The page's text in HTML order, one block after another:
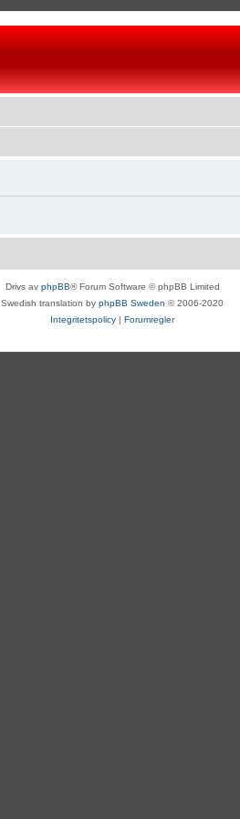
Drivs av phpBB® Forum Software © phpBB Limited
Swedish translation by phpBB Sweden © 2006-2020
Integritetspolicy | Forumregler